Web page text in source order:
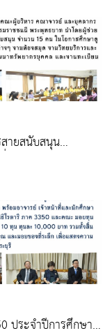
ายสนับสนุน
เรียนรู้
ประจำปีการศึกษา